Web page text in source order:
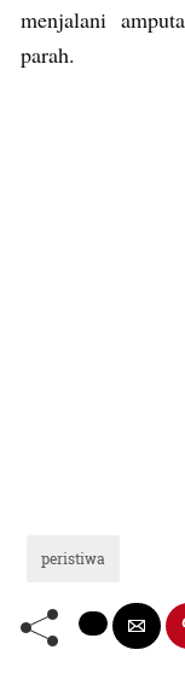
menjalani
parah.
peristiwa